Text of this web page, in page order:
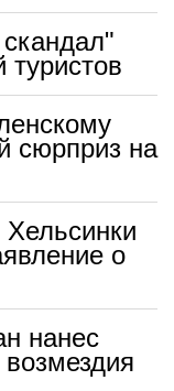
туристов
сюрприз на
о
нанес